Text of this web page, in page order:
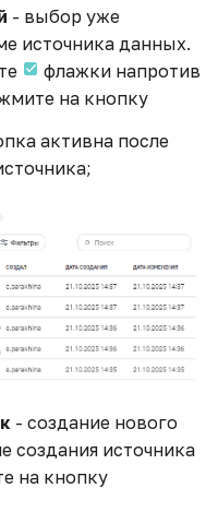
- выбор уже
источника данных.
флажки напротив
на кнопку
активна после
- создание нового
создания источника
на кнопку